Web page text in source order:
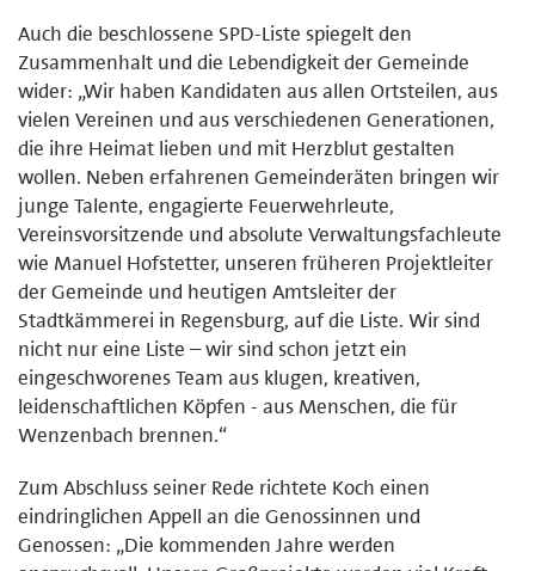
Auch die beschlossene SPD-Liste spiegelt den
Zusammenhalt und die Lebendigkeit der Gemeinde
wider: „Wir haben Kandidaten aus allen Ortsteilen, aus
vielen Vereinen und aus verschiedenen Generationen,
die ihre Heimat lieben und mit Herzblut gestalten
wollen. Neben erfahrenen Gemeinderäten bringen wir
junge Talente, engagierte Feuerwehrleute,
Vereinsvorsitzende und absolute Verwaltungsfachleute
wie Manuel Hofstetter, unseren früheren Projektleiter
der Gemeinde und heutigen Amtsleiter der
Stadtkämmerei in Regensburg, auf die Liste. Wir sind
nicht nur eine Liste – wir sind schon jetzt ein
eingeschworenes Team aus klugen, kreativen,
leidenschaftlichen Köpfen - aus Menschen, die für
Wenzenbach brennen.“
Zum Abschluss seiner Rede richtete Koch einen
eindringlichen Appell an die Genossinnen und
Genossen: „Die kommenden Jahre werden